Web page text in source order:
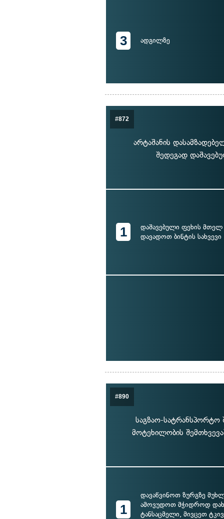
3 ადგილზე
#872
არტაშანის
შედეგად
1
დაშავებული ფეხის მთელ
დავადოთ ბინტის სახვევი
#890
საგზაო-სატრანსპორტო
მოტეხილობის
1
დავაწვინოთ ზურგზე
ამოვუდოთ მჭიდროდ
ტანსაცმელი, მივცეთ